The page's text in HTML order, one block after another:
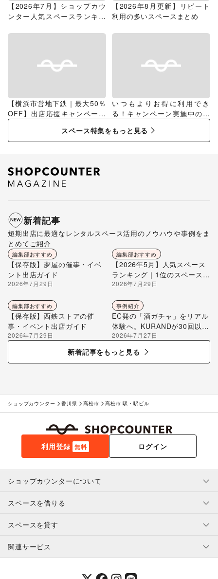
【2026年7月】ショップカウ
ンター人気スペースランキン
【2026年8月更新】リピート
利用の多いスペースまとめ
【横浜市営地下鉄｜最大50％
OFF】出店応援キャンペーン
特集
いつもよりお得に利用でき
る！キャンペーン実施中のス
スペース特集をもっと見る
新着記事
短期出店に最適なレンタルスペース活用のノウハウや事例をま
とめてご紹介
編集部おすすめ
【保存版】夢屋の催事・イベ
ント出店ガイド
2026年7月29日
編集部おすすめ
【2026年5月】人気スペース
ランキング｜1位のスペースを
編集部が解説
2026年7月29日
編集部おすすめ
【保存版】西鉄ストアの催
事・イベント出店ガイド
2026年7月29日
事例紹介
EC発の「酒ガチャ」をリアル
体験へ。KURANDが30回以上
のポップアップ出店で届け
る“新しいお酒との出会い”
2026年7月27日
新着記事をもっと見る
ショップカウンター 香川県 高松市 高松市 駅・駅ビル
利用登録 無料 ログイン
ショップカウンターについて
利用規約・ガイドライン
特定商取引法に基づく表示
補償プログラム
スペースを借りる
スペースを借りたい人へ
ユーザー利用規約
提携パートナー
スペースを貸す
スペースを貸したい方へ
オーナー利用規約
関連サービス